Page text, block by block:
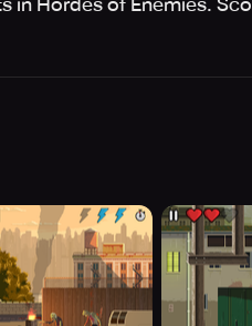
in Hordes of Enemies.